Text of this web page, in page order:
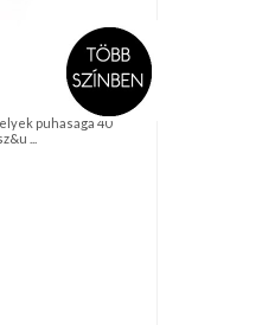
puhasága 40
...